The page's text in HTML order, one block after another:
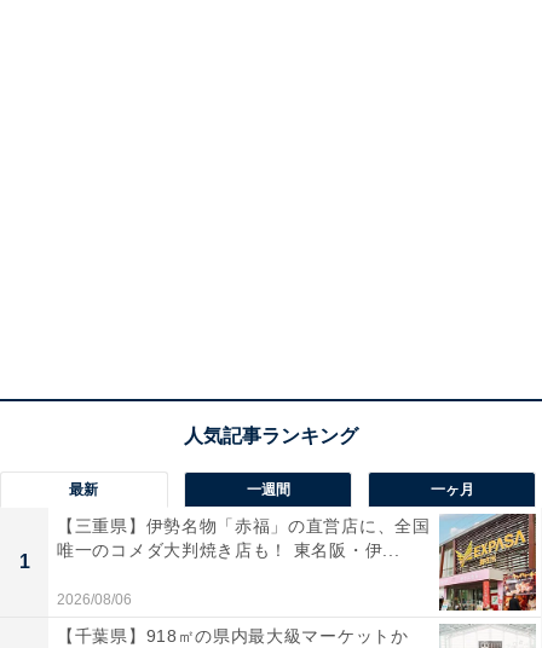
最新 一週間 一ヶ月
1
【三重県】伊勢名物「赤福」の直営店に、全国
唯一のコメダ大判焼き店も！ 東名阪・伊...
2026/08/06
【千葉県】918㎡の県内最大級マーケットか